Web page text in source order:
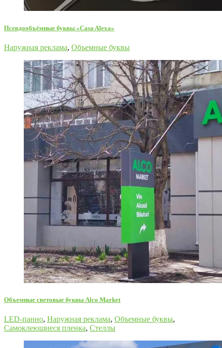
Псевдообъёмные буквы «Casa Alexa»
Наружная реклама, Объемные буквы
Oбъемные световые буквы Alco Market
LED-панно, Наружная реклама, Объемные буквы,
Самоклеющиеся пленка, Стеллы